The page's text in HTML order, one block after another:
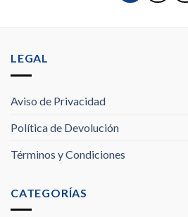
LEGAL
Aviso de Privacidad
Política de Devolución
Términos y Condiciones
CATEGORÍAS